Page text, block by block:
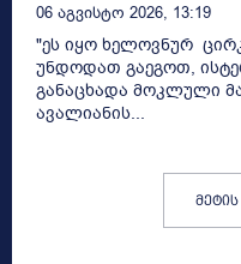
06 Აგვისტო 2026, 13:19
"ეს იყო ხელოვნურ
უნდოდათ გაეგოთ,
განაცხადა მოკლული
ავალიანის...